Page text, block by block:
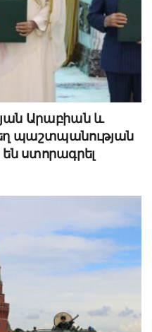
Արաբիան և
պաշտպանության
ստորագրել